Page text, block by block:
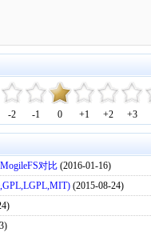
-2 -1 0 +1 +2 +3
对比 (2016-01-16)
(2015-08-24)